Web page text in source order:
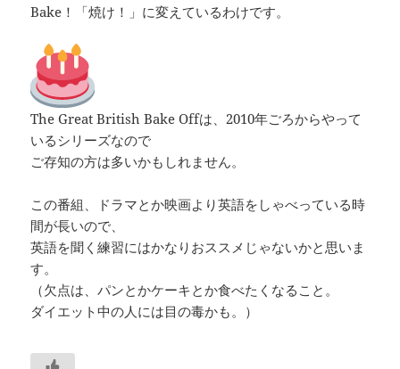
Bake！「焼け！」に変えているわけです。
The Great British Bake Offは、2010年ごろからやって
いるシリーズなので
ご存知の方は多いかもしれません。
この番組、ドラマとか映画より英語をしゃべっている時
間が長いので、
英語を聞く練習にはかなりおススメじゃないかと思いま
す。
（欠点は、パンとかケーキとか食べたくなること。
ダイエット中の人には目の毒かも。）